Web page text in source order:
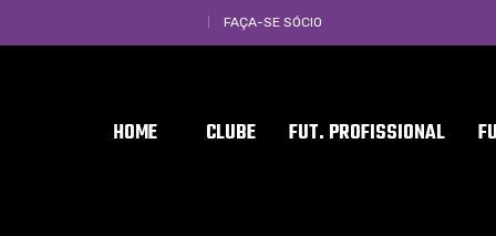
FAÇA-SE SÓCIO
HOME CLUBE FUT. PROFISSIONAL